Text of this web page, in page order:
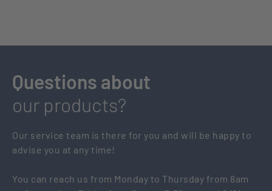
Questions about
our products?
Our service team is there for you and will be happy to
advise you at any time!
You can reach us from Monday to Thursday from 8am